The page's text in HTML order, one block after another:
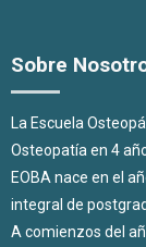
Sobre
La Escuela
Osteopatía en 4
EOBA nace en el
integral de
A comienzos del